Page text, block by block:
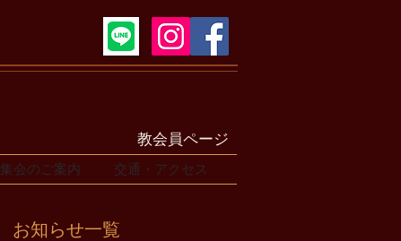
教会員ページ
集会のご案内 交通・アクセス
お知らせ一覧